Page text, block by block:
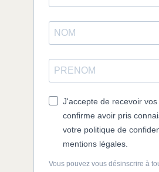
J'accepte de recevoir
confirme avoir pris
votre politique de
mentions légales.
Vous pouvez vous désinscrire à